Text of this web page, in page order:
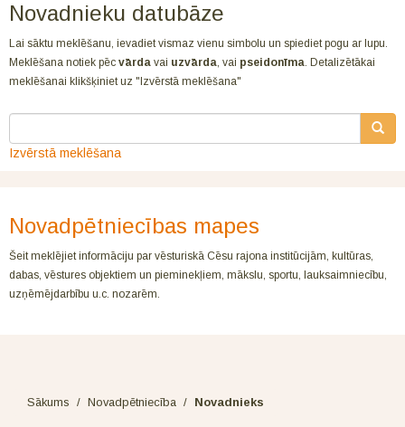
Novadnieku datubāze
Lai sāktu meklēšanu, ievadiet vismaz vienu simbolu un spiediet pogu ar lupu.
Meklēšana notiek pēc vārda vai uzvārda, vai pseidonīma. Detalizētākai
meklēšanai klikšķiniet uz "Izvērstā meklēšana"
Izvērstā meklēšana
Novadpētniecības mapes
Šeit meklējiet informāciju par vēsturiskā Cēsu rajona institūcijām, kultūras,
dabas, vēstures objektiem un pieminekļiem, mākslu, sportu, lauksaimniecību,
uzņēmējdarbību u.c. nozarēm.
Sākums / Novadpētniecība / Novadnieks